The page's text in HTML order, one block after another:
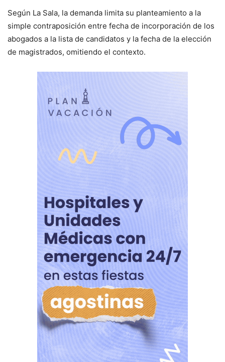
Según La Sala, la demanda limita su planteamiento a la
simple contraposición entre fecha de incorporación de los
abogados a la lista de candidatos y la fecha de la elección
de magistrados, omitiendo el contexto.